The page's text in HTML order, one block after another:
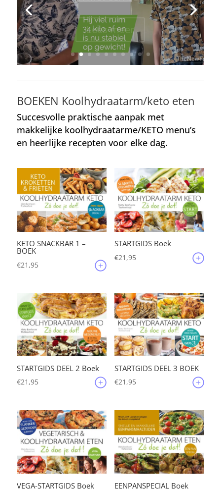
Lees meer
BOEKEN Koolhydraatarm/keto eten
Succesvolle praktische aanpak met
makkelijke koolhydraatarme/KETO menu’s
en heerlijke recepten voor elke dag.
KETO SNACKBAR 1 –
BOEK
€21,95
STARTGIDS Boek
€21,95
STARTGIDS DEEL 2 Boek
€21,95
STARTGIDS DEEL 3 BOEK
€21,95
VEGA-STARTGIDS Boek EENPANSPECIAL Boek